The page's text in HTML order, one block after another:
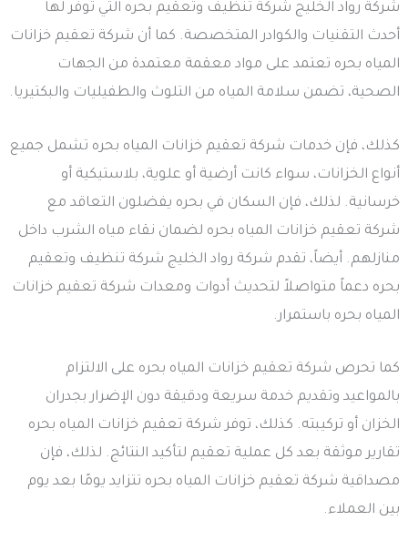
شركة رواد الخليج شركة تنظيف وتعقيم بحره التي توفر لها
أحدث التقنيات والكوادر المتخصصة. كما أن شركة تعقيم خزانات
المياه بحره تعتمد على مواد معقمة معتمدة من الجهات
الصحية، تضمن سلامة المياه من التلوث والطفيليات والبكتيريا.
كذلك، فإن خدمات شركة تعقيم خزانات المياه بحره تشمل جميع
أنواع الخزانات، سواء كانت أرضية أو علوية، بلاستيكية أو
خرسانية. لذلك، فإن السكان في بحره يفضلون التعاقد مع
شركة تعقيم خزانات المياه بحره لضمان نقاء مياه الشرب داخل
منازلهم. أيضاً، تقدم شركة رواد الخليج شركة تنظيف وتعقيم
بحره دعماً متواصلاً لتحديث أدوات ومعدات شركة تعقيم خزانات
المياه بحره باستمرار.
كما تحرص شركة تعقيم خزانات المياه بحره على الالتزام
بالمواعيد وتقديم خدمة سريعة ودقيقة دون الإضرار بجدران
الخزان أو تركيبته. كذلك، توفر شركة تعقيم خزانات المياه بحره
تقارير موثقة بعد كل عملية تعقيم لتأكيد النتائج. لذلك، فإن
مصداقية شركة تعقيم خزانات المياه بحره تتزايد يومًا بعد يوم
بين العملاء.